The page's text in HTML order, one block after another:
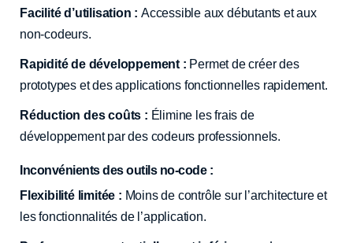
Facilité d’utilisation : Accessible aux débutants et aux
non-codeurs.
Rapidité de développement : Permet de créer des
prototypes et des applications fonctionnelles rapidement.
Réduction des coûts : Élimine les frais de
développement par des codeurs professionnels.
Inconvénients des outils no-code :
Flexibilité limitée : Moins de contrôle sur l’architecture et
les fonctionnalités de l’application.